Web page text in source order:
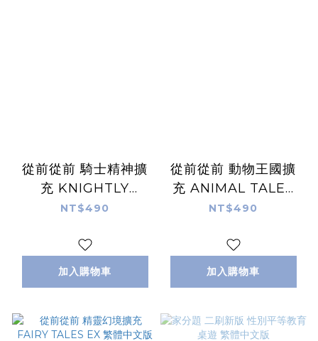
從前從前 騎士精神擴
充 KNIGHTLY
TALES EX 繁體中文
NT$490
加入購物車
從前從前 動物王國擴
充 ANIMAL TALES
EX 繁體中文版
NT$490
加入購物車